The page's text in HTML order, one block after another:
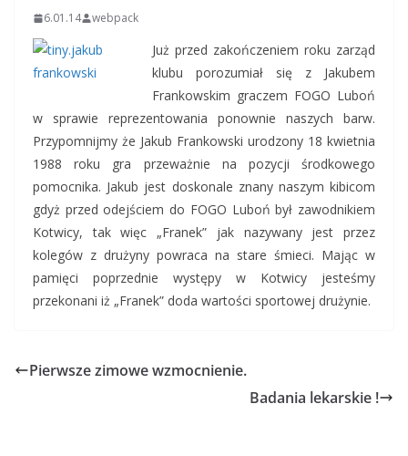
6.01.14 webpack
Już przed zakończeniem roku zarząd
klubu porozumiał się z Jakubem
Frankowskim graczem FOGO Luboń
w sprawie reprezentowania ponownie naszych barw.
Przypomnijmy że Jakub Frankowski urodzony 18 kwietnia
1988 roku gra przeważnie na pozycji środkowego
pomocnika. Jakub jest doskonale znany naszym kibicom
gdyż przed odejściem do FOGO Luboń był zawodnikiem
Kotwicy, tak więc „Franek” jak nazywany jest przez
kolegów z drużyny powraca na stare śmieci. Mając w
pamięci poprzednie występy w Kotwicy jesteśmy
przekonani iż „Franek” doda wartości sportowej drużynie.
Pierwsze zimowe wzmocnienie.
Badania lekarskie !